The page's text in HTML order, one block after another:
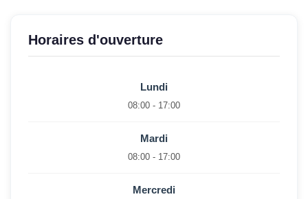
Horaires d'ouverture
Lundi
08:00 - 17:00
Mardi
08:00 - 17:00
Mercredi